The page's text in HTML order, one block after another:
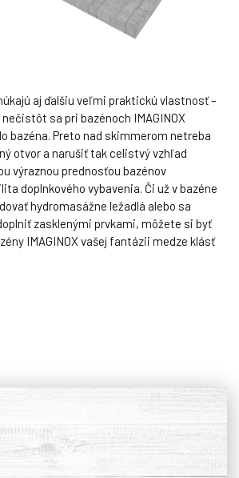
aj ďalšiu veľmi praktickú vlastnosť –
sa pri bazénoch IMAGINOX
bazéna. Preto nad skimmerom netreba
otvor a narušiť tak celistvý vzhľad
výraznou prednosťou bazénov
doplnkového vybavenia. Či už v bazéne
hydromasážne ležadlá alebo sa
zasklenými prvkami, môžete si byť
IMAGINOX vašej fantázii medze klásť